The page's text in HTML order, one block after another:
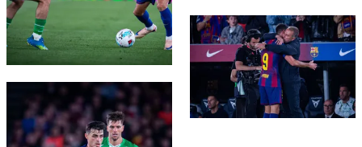
FC Barcelona club badge
FC Barcelona club badge